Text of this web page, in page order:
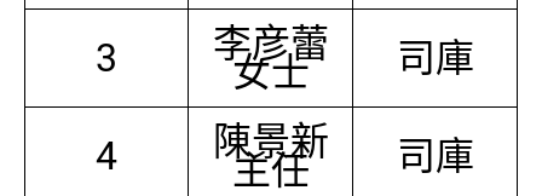
3 李彦蕾
女士 司庫
4 陳景新
主任 司庫